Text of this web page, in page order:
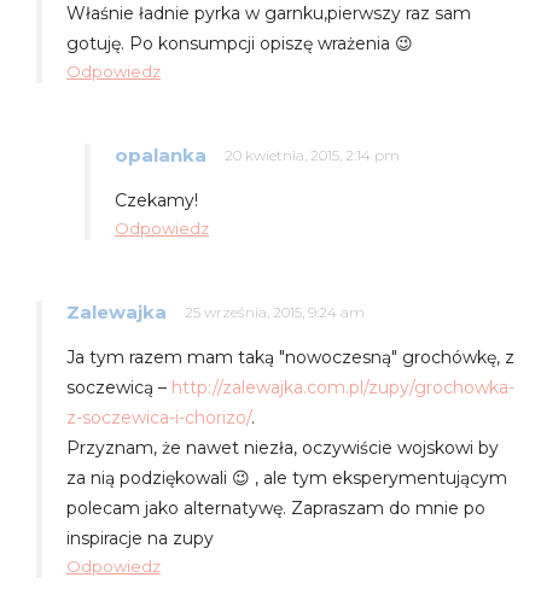
Właśnie ładnie pyrka w garnku,pierwszy raz sam
gotuję. Po konsumpcji opiszę wrażenia 😉
Odpowiedz
opalanka 20 kwietnia, 2015, 2:14 pm
Czekamy!
Odpowiedz
Zalewajka 25 września, 2015, 9:24 am
Ja tym razem mam taką "nowoczesną" grochówkę, z
soczewicą – http://zalewajka.com.pl/zupy/grochowka-
z-soczewica-i-chorizo/.
Przyznam, że nawet niezła, oczywiście wojskowi by
za nią podziękowali 😉 , ale tym eksperymentującym
polecam jako alternatywę. Zapraszam do mnie po
inspiracje na zupy
Odpowiedz